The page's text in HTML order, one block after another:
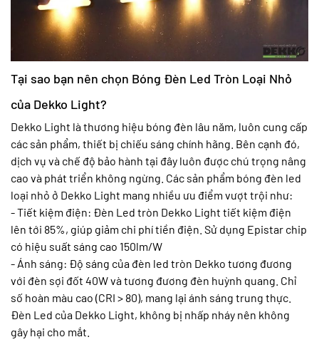
Tại sao bạn nên chọn Bóng Đèn Led Tròn Loại Nhỏ
của Dekko Light?
Dekko Light là thương hiệu bóng đèn lâu năm, luôn cung cấp
các sản phẩm, thiết bị chiếu sáng chính hãng. Bên cạnh đó,
dịch vụ và chế độ bảo hành tại đây luôn được chú trọng nâng
cao và phát triển không ngừng. Các sản phẩm bóng đèn led
loại nhỏ ở Dekko Light mang nhiều ưu điểm vượt trội như:
- Tiết kiệm điện: Đèn Led tròn Dekko Light tiết kiệm điện
lên tới 85%, giúp giảm chi phí tiền điện. Sử dụng Epistar chip
có hiệu suất sáng cao 150lm/W
- Ánh sáng: Độ sáng của đèn led tròn Dekko tương đương
với đèn sợi đốt 40W và tương đương đèn huỳnh quang. Chỉ
số hoàn màu cao (CRI > 80), mang lại ánh sáng trung thực.
Đèn Led của Dekko Light, không bị nhấp nháy nên không
gây hại cho mắt.